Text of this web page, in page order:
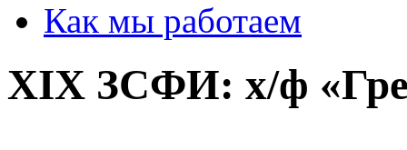
Как мы работаем
XIX ЗСФИ: х/ф